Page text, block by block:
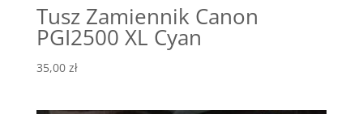
Tusz Zamiennik Canon
PGI2500 XL Cyan
35,00 zł